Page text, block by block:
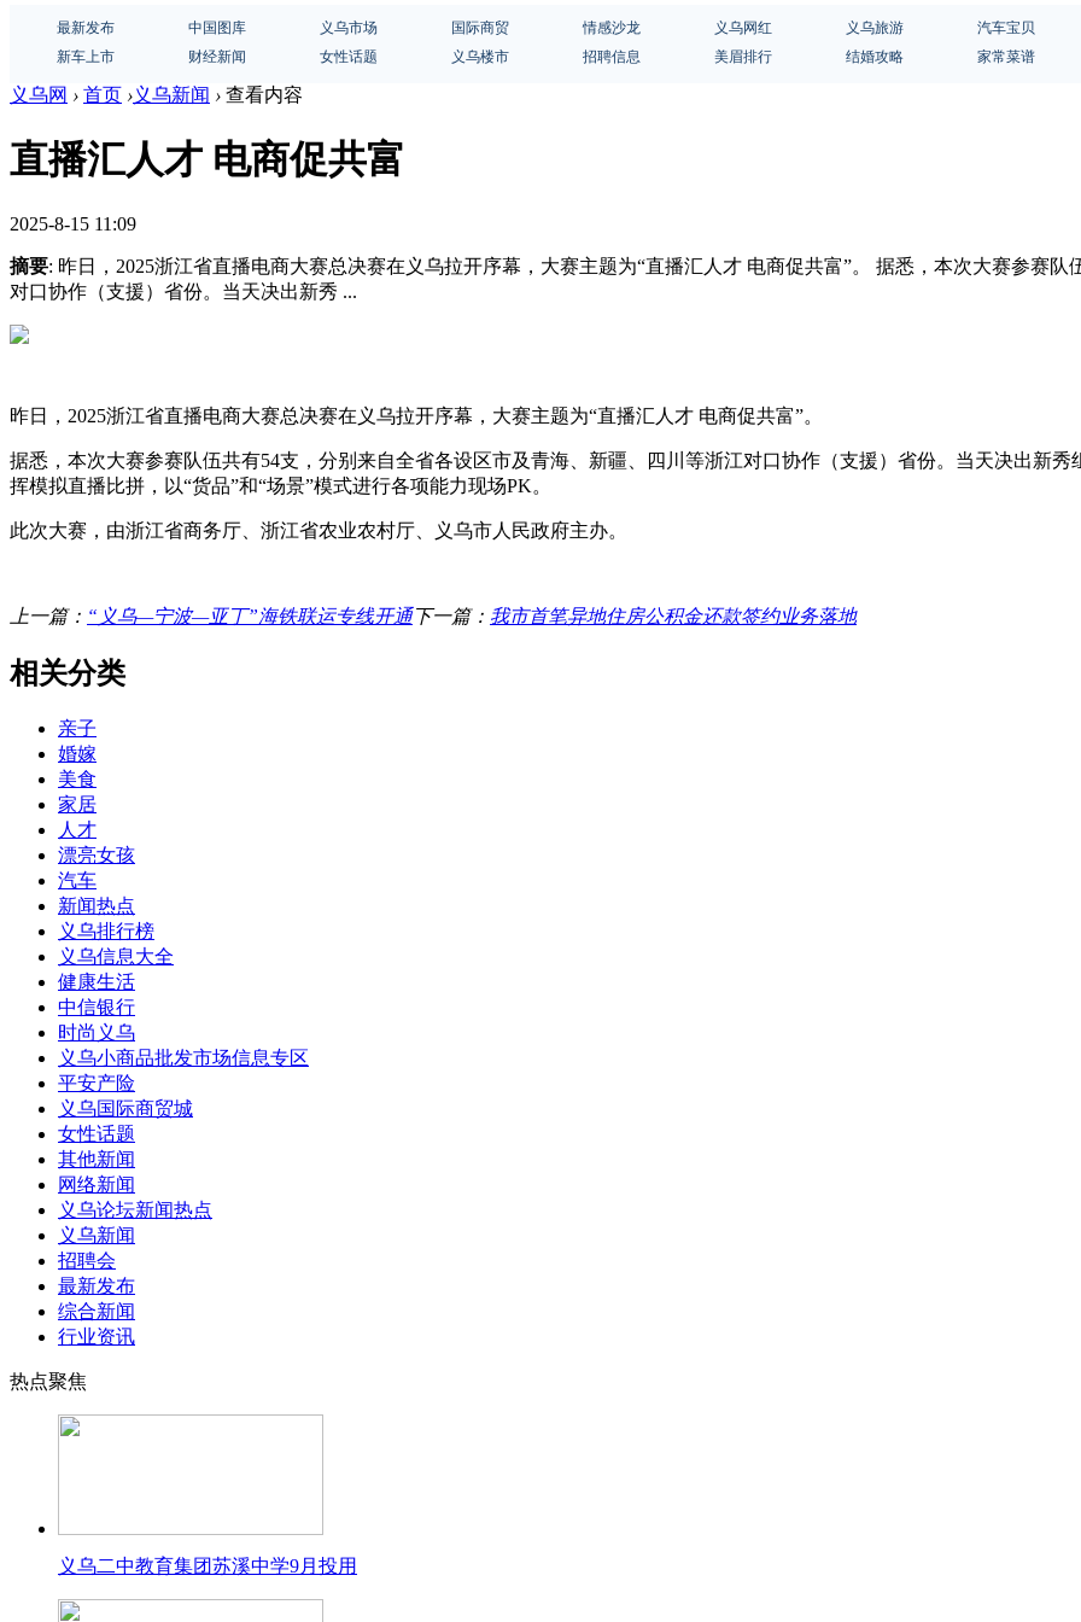
最新发布 中国图库 义乌市场 国际商贸 情感沙龙 义乌网红 义乌旅游
汽车宝贝
新车上市
财经新闻 女性话题 义乌楼市 招聘信息 美眉排行 结婚攻略 家常菜谱
义乌网 › 首页 ›义乌新闻 › 查看内容
直播汇人才 电商促共富
2025-8-15 11:09
摘要: 昨日，2025浙江省直播电商大赛总决赛在义乌拉开序幕，大赛主题为“直播汇人才 电商促共富”。 据悉，本次大赛参赛
对口协作（支援）省份。当天决出新秀 ...
昨日，2025浙江省直播电商大赛总决赛在义乌拉开序幕，大赛主题为“直播汇人才 电商促共富”。
据悉，本次大赛参赛队伍共有54支，分别来自全省各设区市及青海、新疆、四川等浙江对口协作（支援）省份。当天决出新
挥模拟直播比拼，以“货品”和“场景”模式进行各项能力现场PK。
此次大赛，由浙江省商务厅、浙江省农业农村厅、义乌市人民政府主办。
上一篇： “义乌—宁波—亚丁”海铁联运专线开通下一篇： 我市首笔异地住房公积金还款签约业务落地
相关分类
亲子
婚嫁
美食
家居
人才
漂亮女孩
汽车
新闻热点
义乌排行榜
义乌信息大全
健康生活
中信银行
时尚义乌
义乌小商品批发市场信息专区
平安产险
义乌国际商贸城
女性话题
其他新闻
网络新闻
义乌论坛新闻热点
义乌新闻
招聘会
最新发布
综合新闻
行业资讯
热点聚焦
义乌二中教育集团苏溪中学9月投用